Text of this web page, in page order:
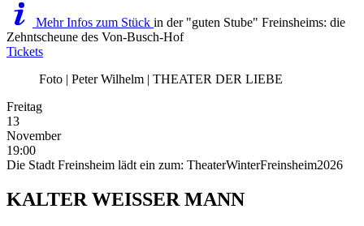
Mehr Infos zum Stück in der "guten Stube" Freinsheims: die
Zehntscheune des Von-Busch-Hof
Tickets
Foto | Peter Wilhelm | THEATER DER LIEBE
Freitag
13
November
19:00
Die Stadt Freinsheim lädt ein zum: TheaterWinterFreinsheim2026
KALTER WEISSER MANN